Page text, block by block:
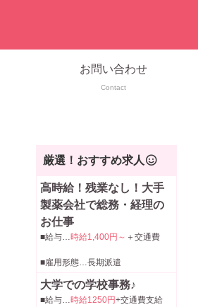
お問い合わせ
Contact
厳選！おすすめ求人
高時給！残業なし！大手
製薬会社で総務・経理の
お仕事
■給与…時給1,400円～ ＋交通費
■雇用形態…長期派遣
大学での学校事務♪
■給与…時給1250円+交通費支給